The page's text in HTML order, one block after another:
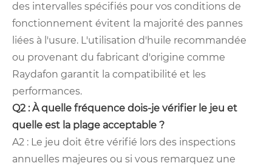
des intervalles spécifiés pour vos conditions de
fonctionnement évitent la majorité des pannes
liées à l'usure. L'utilisation d'huile recommandée
ou provenant du fabricant d'origine comme
Raydafon garantit la compatibilité et les
performances.
Q2 : À quelle fréquence dois-je vérifier le jeu et
quelle est la plage acceptable ?
A2 : Le jeu doit être vérifié lors des inspections
annuelles majeures ou si vous remarquez une